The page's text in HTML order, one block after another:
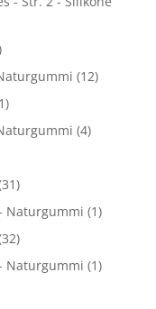
(12)
(4)
Naturgummi (1)
Naturgummi (1)